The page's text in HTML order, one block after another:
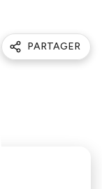
PARTAGER